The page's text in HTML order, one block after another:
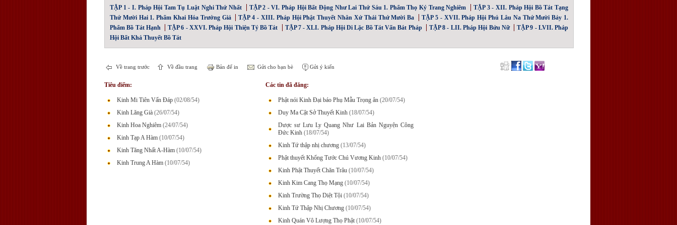
TẬP 1 - I. Pháp Hội Tam Tụ Luật Nghi Thứ Nhất TẬP 2 - VI. Pháp Hội Bất Động Như Lai Thứ Sáu 1. Phẩm Thọ Ký Trang Nghiêm
TẬP 3 - XII. Pháp Hội Bồ Tát Tạng
Thứ Mười Hai 1. Phẩm Khai Hóa Trưởng Giả
TẬP 4 - XIII. Pháp Hội Phật Thuyết Nhân Xử Thái Thứ Mười Ba
TẬP 5 - XVII. Pháp Hội Phú Lâu Na Thứ Mười Bảy 1.
Phẩm Bồ Tát Hạnh
TẬP 6 - XXVI. Pháp Hội Thiện Tý Bồ Tát TẬP 7 - XLI. Pháp Hội Di Lặc Bồ Tát Vấn Bát Pháp TẬP 8 - LII. Pháp Hội Bửu Nữ
TẬP 9 - LVII. Pháp
Hội Bất Khả Thuyết Bồ Tát
Về trang trước Về đầu trang Bản để in Gửi cho bạn bè Gửi ý kiến
Tiêu điểm:
Kinh Mi Tiên Vấn Đáp (02/08/54)
Kinh Lăng Già (26/07/54)
Kinh Hoa Nghiêm (24/07/54)
Kinh Tạp A Hàm (10/07/54)
Kinh Tăng Nhất A-Hàm (10/07/54)
Kinh Trung A Hàm (10/07/54)
Các tin đã đăng:
Phật nói Kinh Đại báo Phụ Mẫu Trọng ân (20/07/54)
Duy Ma Cật Sở Thuyết Kinh (18/07/54)
Dược sư Lưu Ly Quang Như Lai Bản Nguyện Công
Đức Kinh (18/07/54)
Kinh Tứ thập nhị chương (13/07/54)
Phật thuyết Khổng Tước Chú Vương Kinh (10/07/54)
Kinh Phật Thuyết Chăn Trâu (10/07/54)
Kinh Kim Cang Thọ Mạng (10/07/54)
Kinh Trường Thọ Diệt Tội (10/07/54)
Kinh Tứ Thập Nhị Chương (10/07/54)
Kinh Quán Vô Lượng Thọ Phật (10/07/54)